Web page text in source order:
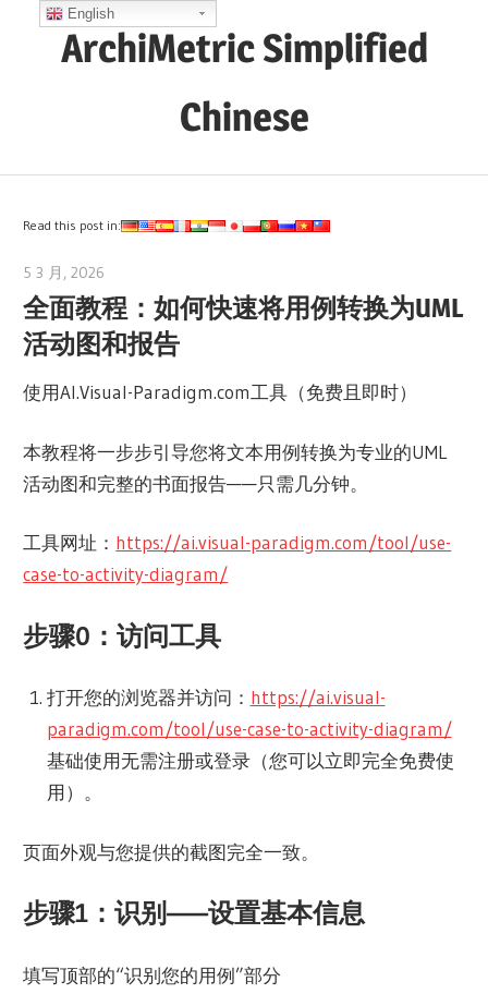
ArchiMetric Simplified
Chinese
Ops,
Agile
and
More
Read this post in:
5 3 月, 2026
全面教程：如何快速将用例转换为UML
活动图和报告
使用AI.Visual-Paradigm.com工具（免费且即时）
本教程将一步步引导您将文本用例转换为专业的UML
活动图和完整的书面报告——只需几分钟。
工具网址： https://ai.visual-paradigm.com/tool/use-
case-to-activity-diagram/
步骤0：访问工具
打开您的浏览器并访问： https://ai.visual-
paradigm.com/tool/use-case-to-activity-diagram/
基础使用无需注册或登录（您可以立即完全免费使
用）。
页面外观与您提供的截图完全一致。
步骤1：识别——设置基本信息
填写顶部的“识别您的用例”部分
English